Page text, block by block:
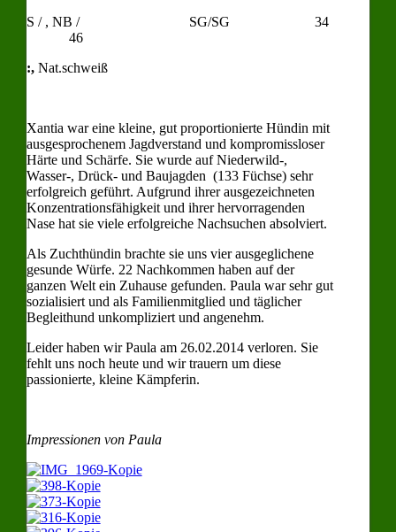
S / , NB / SG/SG 34
46
:,Nat.schweiß
Xantia war eine kleine, gut proportionierte Hündin mit
ausgesprochenem Jagdverstand und kompromissloser
Härte und Schärfe. Sie wurde auf Niederwild-,
Wasser-, Drück- und Baujagden (133 Füchse) sehr
erfolgreich geführt. Aufgrund ihrer ausgezeichneten
Konzentrationsfähigkeit und ihrer hervorragenden
Nase hat sie viele erfolgreiche Nachsuchen absolviert.
Als Zuchthündin brachte sie uns vier ausgeglichene
gesunde Würfe. 22 Nachkommen haben auf der
ganzen Welt ein Zuhause gefunden. Paula war sehr gut
sozialisiert und als Familienmitglied und täglicher
Begleithund unkompliziert und angenehm.
Leider haben wir Paula am 26.02.2014 verloren. Sie
fehlt uns noch heute und wir trauern um diese
passionierte, kleine Kämpferin.
Impressionen von Paula